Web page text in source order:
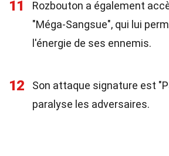
11
Rozbouton a également
"Méga-Sangsue", qui lui
l'énergie de ses ennemis.
12
Son attaque signature est
paralyse les adversaires.